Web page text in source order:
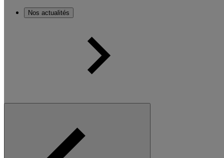
Nos actualités